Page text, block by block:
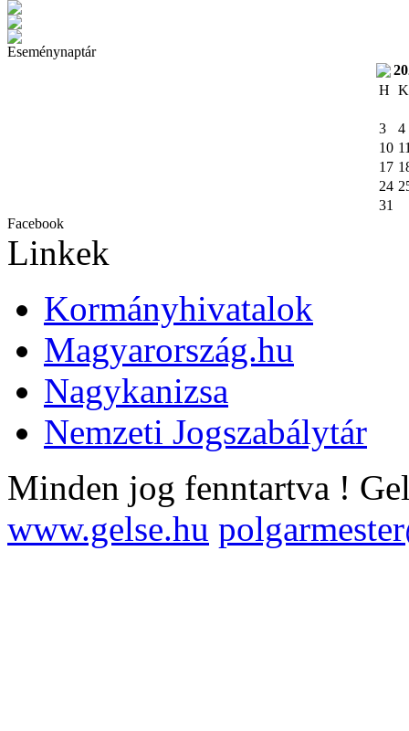
Eseménynaptár
H K
3
4
10
17
24
31
Facebook
Linkek
Kormányhivatalok
Magyarország.hu
Nagykanizsa
Nemzeti Jogszabálytár
Minden jog fenntartva !
www.gelse.hu